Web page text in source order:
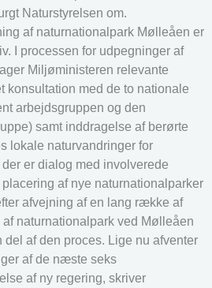
Naturstyrelsen om.
af naturnationalpark Mølleåen er
I processen for udpegninger af
Miljøministeren relevante
konsultation med de to nationale
arbejdsgruppen og den
samt inddragelse af berørte
lokale naturvandringer for
er dialog med involverede
af nye naturnationalparker
afvejning af en lang række af
naturnationalpark ved Mølleåen
af den proces. Lige nu afventer
af de næste seks
af ny regering, skriver